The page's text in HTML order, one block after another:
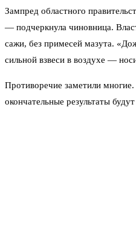
Зампред областного
— подчеркнула чиновница.
сажи, без примесей мазута.
сильной взвеси в воздухе —
Противоречие заметили
окончательные результаты